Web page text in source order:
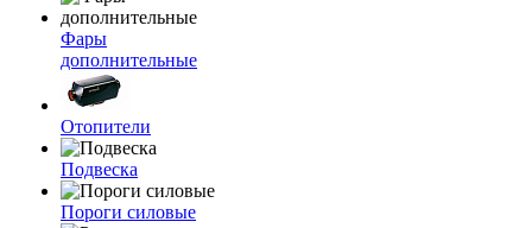
Фары
дополнительные
Отопители
Подвеска
Пороги силовые